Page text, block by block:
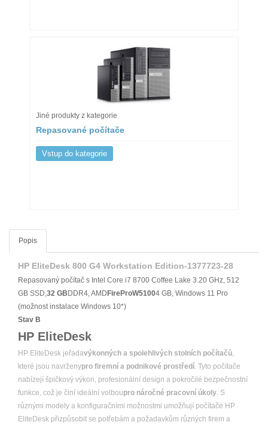
Jiné produkty z kategorie
Repasované počítače
Vstup do kategorie
Popis
HP EliteDesk 800 G4 Workstation Edition-1377723-28
Repasovaný počítač s Intel Core i7 8700 Coffee Lake 3.20 GHz, 512
GB SSD,32 GB DDR4, AMD FireProW51004 GB, Windows 11 Pro
(možnost instalace Windows 10*)
Stav B
HP EliteDesk
HP EliteDesk jeřadavýkonných a spolehlivých stolních počítačů,
které jsou navrženypro firemní a podnikové prostředí. Tyto počítače
nabízejí špičkový výkon, profesionální design a pokročilé bezpečnostní
funkce, což je činí ideální volboupro náročné pracovní úkoly. S
různými modely a konfiguračními možnostmi umožňují počítače HP
EliteDesk přizpůsobit se potřebám a požadavkům různých firem a